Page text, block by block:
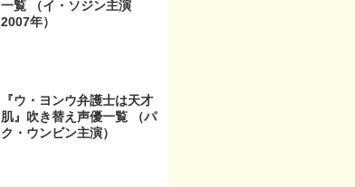
一覧 （イ・ソジン主演
2007年）
『ウ・ヨンウ弁護士は天才
肌』吹き替え声優一覧 （パ
ク・ウンビン主演）